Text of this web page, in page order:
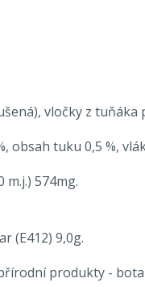
vločky z
obsah tuku 0,5 %,
m.j.) 574mg.
(E412) 9,0g.
produkty -